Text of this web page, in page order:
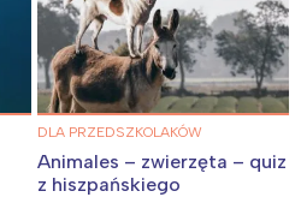
DLA PRZEDSZKOLAKÓW
Animales – zwierzęta – quiz
z hiszpańskiego